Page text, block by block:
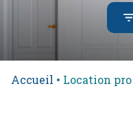
un bien
vendre
Accueil Location pro